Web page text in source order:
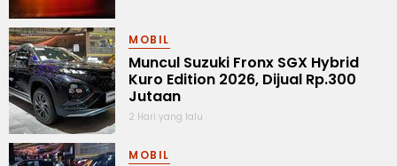
MOBIL
Muncul Suzuki Fronx SGX Hybrid
Kuro Edition 2026, Dijual Rp.300
Jutaan
2 Hari yang lalu
MOBIL